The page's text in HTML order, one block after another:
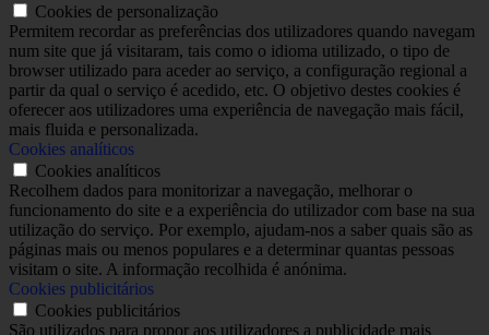
Cookies de personalização
Permitem recordar as preferências dos utilizadores quando navegam
num site que já visitaram, tais como o idioma utilizado, o tipo de
browser utilizado para aceder ao serviço, a configuração regional a
partir da qual o serviço é acedido, etc. O objetivo destes cookies é
oferecer aos utilizadores uma experiência de navegação mais fácil,
mais fluida e personalizada.
Cookies analíticos
Cookies analíticos
Recolhem dados para monitorizar a navegação, melhorar o
funcionamento do site e a experiência do utilizador com base na sua
utilização do serviço. Por exemplo, ajudam-nos a saber quais são as
páginas mais ou menos populares e a determinar quantas pessoas
visitam o site. A informação recolhida é anónima.
Cookies publicitários
Cookies publicitários
São utilizados para propor aos utilizadores a publicidade mais